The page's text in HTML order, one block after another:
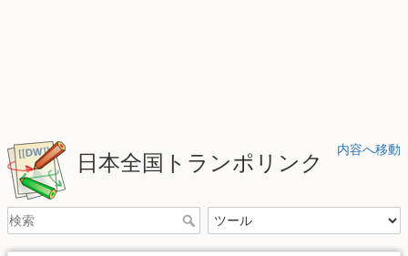
内容へ移動
日本全国トランポリンク